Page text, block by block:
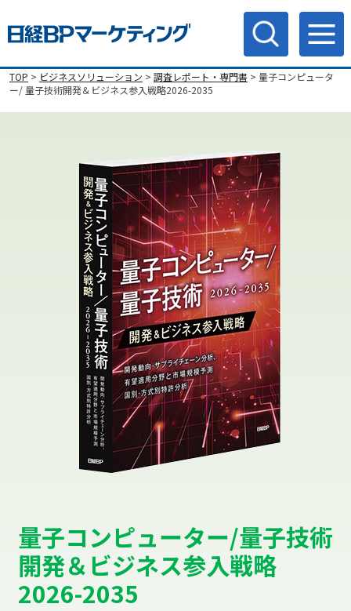
TOP > ビジネスソリューション > 調査レポート・専門書 > 量子コンピュータ
ー/ 量子技術開発＆ビジネス参入戦略2026-2035
量子コンピューター/量子技術
開発＆ビジネス参入戦略
2026-2035